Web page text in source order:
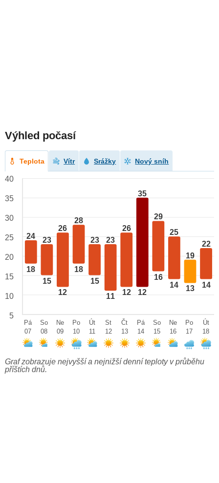
Výhled počasí
Teplota Vítr Srážky Nový sníh
24
18
23
15
26
12
28
18
23
15
23
11
26
12
35
12
29
16
25
14
19
13
22
14
40
35
30
25
20
15
10
5
Pá
07
So
08
Ne
09
Po
10
Út
11
St
12
Čt
13
Pá
14
So
15
Ne
16
Po
17
Út
18
Graf zobrazuje nejvyšší a nejnižší denní teploty v průběhu
příštích dnů.